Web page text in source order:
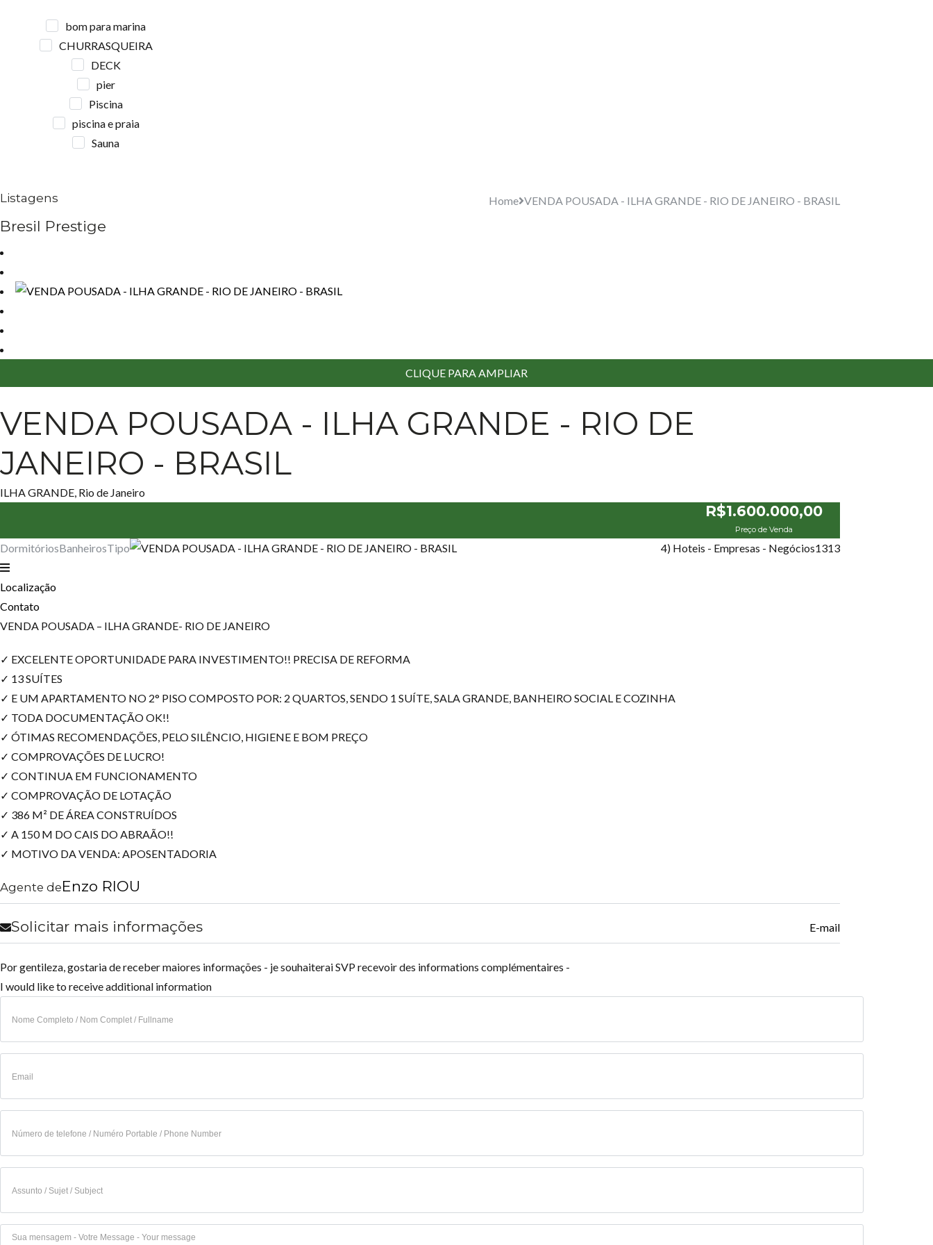
bom para marina
CHURRASQUEIRA
DECK
pier
Piscina
piscina e praia
Sauna
Listagens Home VENDA POUSADA - ILHA GRANDE - RIO DE JANEIRO - BRASIL
Bresil Prestige
CLIQUE PARA AMPLIAR
VENDA POUSADA - ILHA GRANDE - RIO DE
JANEIRO - BRASIL
ILHA GRANDE, Rio de Janeiro
R$1.600.000,00
Preço de Venda
Dormitórios 13
Banheiros 13
Tipo 4) Hoteis - Empresas - Negócios
Localização
Contato
VENDA POUSADA – ILHA GRANDE- RIO DE JANEIRO
✓ EXCELENTE OPORTUNIDADE PARA INVESTIMENTO!! PRECISA DE REFORMA
✓ 13 SUÍTES
✓ E UM APARTAMENTO NO 2° PISO COMPOSTO POR: 2 QUARTOS, SENDO 1 SUÍTE, SALA GRANDE, BANHEIRO SOCIAL E COZINHA
✓ TODA DOCUMENTAÇÃO OK!!
✓ ÓTIMAS RECOMENDAÇÕES, PELO SILÊNCIO, HIGIENE E BOM PREÇO
✓ COMPROVAÇÕES DE LUCRO!
✓ CONTINUA EM FUNCIONAMENTO
✓ COMPROVAÇÃO DE LOTAÇÃO
✓ 386 M² DE ÁREA CONSTRUÍDOS
✓ A 150 M DO CAIS DO ABRAÃO!!
✓ MOTIVO DA VENDA: APOSENTADORIA
Agente deEnzo RIOU
E-mail
Solicitar mais informações
Por gentileza, gostaria de receber maiores informações - je souhaiterai SVP recevoir des informations complémentaires -
I would like to receive additional information